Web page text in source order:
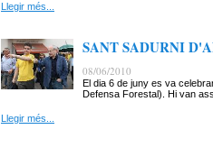
Llegir més...
SANT SADURNI
08/06/2010
El dia 6 de juny es va
Defensa Forestal). Hi van
Llegir més...